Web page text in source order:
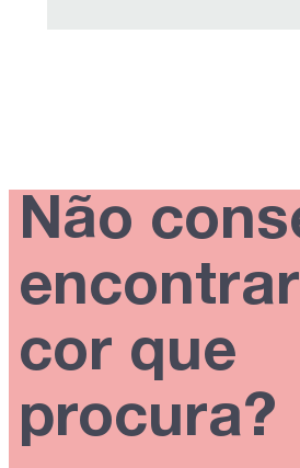
Não
cor que
procura?